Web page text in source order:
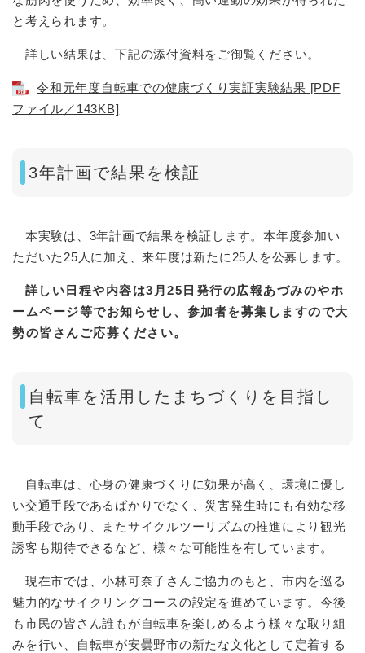
と考えられます。
詳しい結果は、下記の添付資料をご御覧ください。
令和元年度自転車での健康づくり実証実験結果 [PDF
ファイル／143KB]
3年計画で結果を検証
本実験は、3年計画で結果を検証します。本年度参加い
ただいた25人に加え、来年度は新たに25人を公募します。
詳しい日程や内容は3月25日発行の広報あづみのやホ
ームページ等でお知らせし、参加者を募集しますので大
勢の皆さんご応募ください。
自転車を活用したまちづくりを目指し
て
自転車は、心身の健康づくりに効果が高く、環境に優し
い交通手段であるばかりでなく、災害発生時にも有効な移
動手段であり、またサイクルツーリズムの推進により観光
誘客も期待できるなど、様々な可能性を有しています。
現在市では、小林可奈子さんご協力のもと、市内を巡る
魅力的なサイクリングコースの設定を進めています。今後
も市民の皆さん誰もが自転車を楽しめるよう様々な取り組
みを行い、自転車が安曇野市の新たな文化として定着する